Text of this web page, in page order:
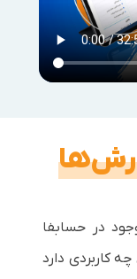
در حسابفا
کاربردی دارد